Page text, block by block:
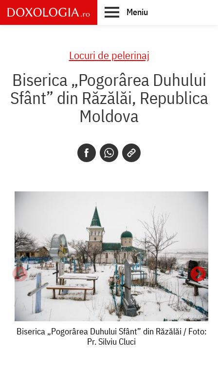
Skip
to
main
Meniu
Locuri de pelerinaj
Biserica „Pogorârea Duhului
Sfânt” din Răzălăi, Republica
Moldova
Biserica
Biserica „Pogorârea Duhului Sfânt” din Răzălăi / Foto:
Pr. Silviu Cluci